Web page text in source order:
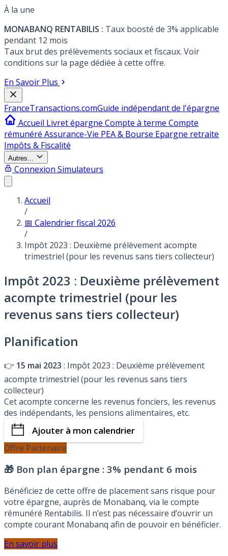
À la une
MONABANQ RENTABILIS : Taux boosté de 3% applicable
pendant 12 mois
Taux brut des prélèvements sociaux et fiscaux. Voir
conditions sur la page dédiée à cette offre.
En Savoir Plus
FranceTransactions.comGuide indépendant de l'épargne
Accueil Livret épargne Compte à terme Compte
rémunéré Assurance-Vie PEA & Bourse Epargne retraite
Impôts & Fiscalité
Autres...
Connexion Simulateurs
Accueil
/
📅 Calendrier fiscal 2026
/
Impôt 2023 : Deuxième prélèvement acompte
trimestriel (pour les revenus sans tiers collecteur)
Impôt 2023 : Deuxième prélèvement
acompte trimestriel (pour les
revenus sans tiers collecteur)
Planification
👉 15 mai 2023 : Impôt 2023 : Deuxième prélèvement
acompte trimestriel (pour les revenus sans tiers
collecteur)
Cet acompte concerne les revenus fonciers, les revenus
des indépendants, les pensions alimentaires, etc.
Ajouter à mon calendrier
Offre Partenaire
🎁 Bon plan épargne : 3% pendant 6 mois
Bénéficiez de cette offre de placement sans risque pour
votre épargne, auprès de Monabanq, via le compte
rémunéré Rentabilis. Il n’est pas nécessaire d’ouvrir un
compte courant Monabanq afin de pouvoir en bénéficier.
En savoir plus